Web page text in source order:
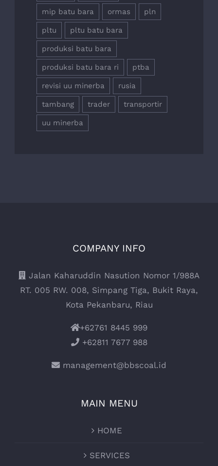
mip batu bara ormas pln
pltu pltu batu bara
produksi batu bara
produksi batu bara ri ptba
revisi uu minerba rusia
tambang trader transportir
uu minerba
COMPANY INFO
Jalan Kaharuddin Nasution Nomor 1/988A
RT. 005 RW. 008, Simpang Tiga, Bukit Raya,
Kota Pekanbaru, Riau
+62761 8445 999
+62811 7677 988
management@bbscoal.id
MAIN MENU
HOME
SERVICES